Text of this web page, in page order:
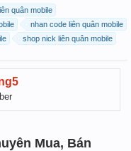
quân mobile
nhan code liên quân mobile
shop nick liên quân mobile
Mua, Bán